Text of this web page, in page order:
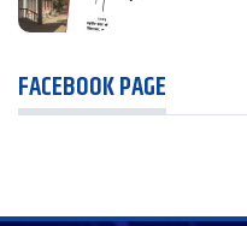
FACEBOOK PAGE